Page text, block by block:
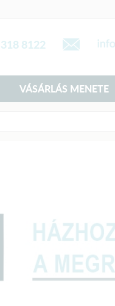
8122
VÁSÁRLÁS MENETE